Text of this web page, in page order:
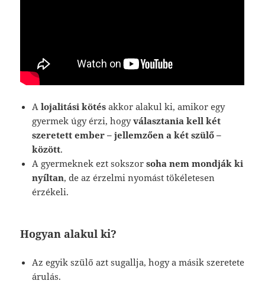
Alojalitási kötés akkor alakul ki, amikor egy
gyermek úgy érzi, hogyválasztania kell két
szeretett ember – jellemzően a két szülő –
között.
A gyermeknek ezt sokszorsoha nem mondják ki
nyíltan, de az érzelmi nyomást tökéletesen
érzékeli.
Hogyan alakul ki?
Az egyik szülő azt sugallja, hogy a másik szeretete
árulás.